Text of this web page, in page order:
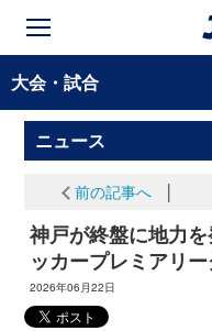
大会・試合
ニュース
前の記事へ
神戸が終盤に地力
ッカープレミアリ
2026年06月22日